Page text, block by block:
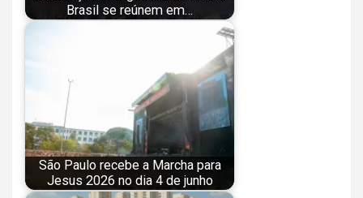
Brasil se reúnem em…
São Paulo recebe a Marcha para
Jesus 2026 no dia 4 de junho